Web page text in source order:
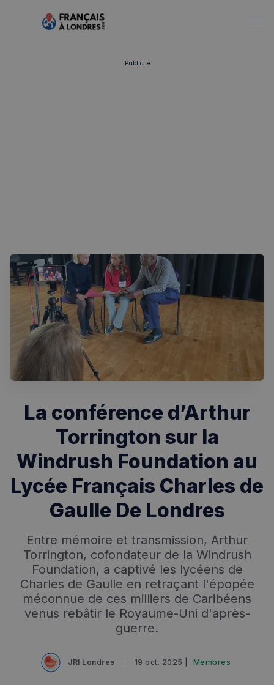
Recherche ✨Chatbot IA
RECHERCHES POPULAIRES
Annuaire des professionnels
Visites guidées
Événements à venir
Publicité
La conférence d’Arthur
Torrington sur la
Windrush Foundation au
Lycée Français Charles de
Gaulle De Londres
Entre mémoire et transmission, Arthur
Torrington, cofondateur de la Windrush
Foundation, a captivé les lycéens de
Charles de Gaulle en retraçant l'épopée
méconnue de ces milliers de Caribéens
venus rebâtir le Royaume-Uni d'après-
guerre.
JRI Londres 19 oct. 2025 | Membres